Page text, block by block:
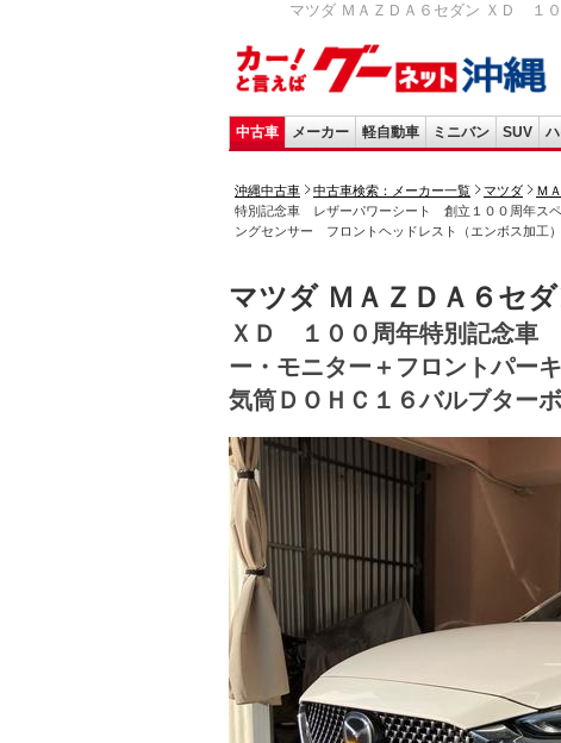
マツダ ＭＡＺＤＡ６セダン ＸＤ １
中古車 メーカー 軽自動車 ミニバン SUV
沖縄中古車 中古車検索：メーカー一覧 マツダ Ｍ
特別記念車 レザーパワーシート 創立１００周年ス
ングセンサー フロントヘッドレスト（エンボス加工
マツダ ＭＡＺＤＡ６セ
ＸＤ １００周年特別記念車
ー・モニター＋フロントパー
気筒ＤＯＨＣ１６バルブターボ